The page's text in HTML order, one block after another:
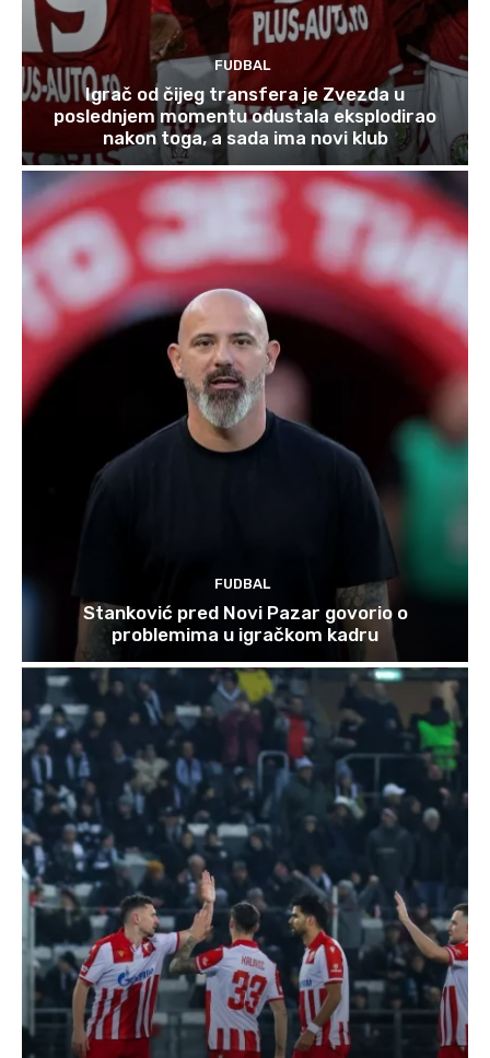
FUDBAL
Igrač od čijeg transfera je Zvezda u
poslednjem momentu odustala eksplodirao
nakon toga, a sada ima novi klub
FUDBAL
Stanković pred Novi Pazar govorio o
problemima u igračkom kadru